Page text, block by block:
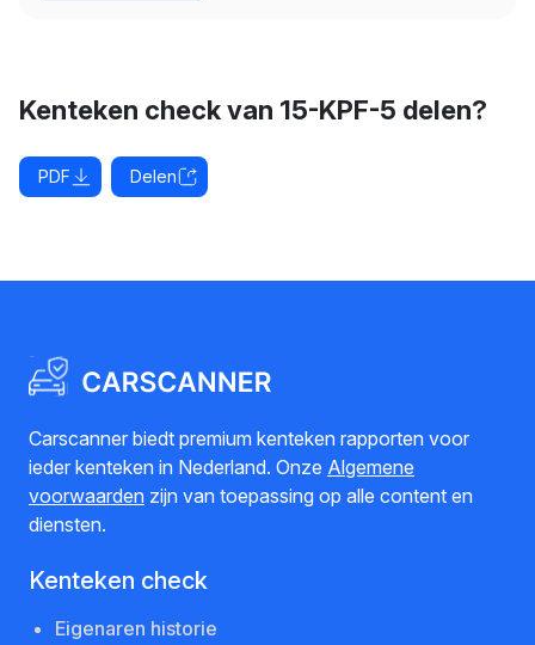
Kenteken check van 15-KPF-5 delen?
PDF Delen
Carscanner biedt premium kenteken rapporten voor
ieder kenteken in Nederland. Onze Algemene
voorwaarden zijn van toepassing op alle content en
diensten.
Kenteken check
Eigenaren historie